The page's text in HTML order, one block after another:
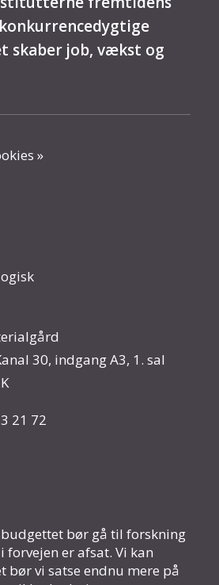
skaber job, vækst og
»
30, indgang A3, 1. sal
21 72
bør gå til forskning
forvejen er afsat. Vi kan
bør vi satse endnu mere på